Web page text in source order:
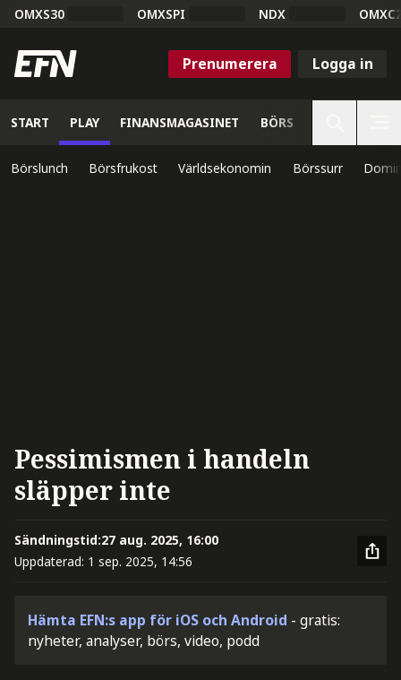
OMXS30 OMXSPI NDX
Prenumerera Logga in
START PLAY FINANSMAGASINET BÖRS
Börslunch Börsfrukost Världsekonomin Börssurr
Pessimismen i handeln
släpper inte
Sändningstid:27 aug. 2025, 16:00
Uppdaterad: 1 sep. 2025, 14:56
Hämta EFN:s app för iOS och Android - gratis:
nyheter, analyser, börs, video, podd